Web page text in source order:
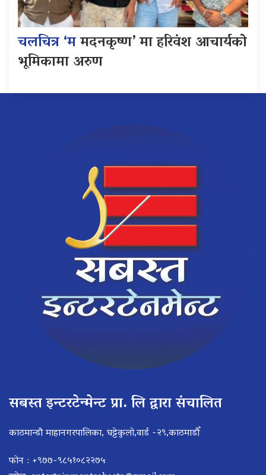
चलचित्र ‘ममदनकृष्ण’ मा हरिवंश आचार्यको
भूमिकामा अरुण
सबस्त इन्टरटेन्मेन्ट प्रा. लि द्वारा संचालित
काठमान्डौ माहानगरपालिका, घट्टेकुलो,वार्ड -२९,काठमाडौँ
फोन : +९७७-९८५१०८२२७५